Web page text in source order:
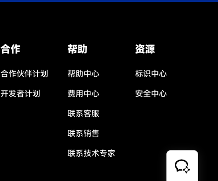
合作
合作伙伴计划
开发者计划
帮助
帮助中心
费用中心
联系客服
联系销售
联系技术专家
资源
标识中心
安全中心